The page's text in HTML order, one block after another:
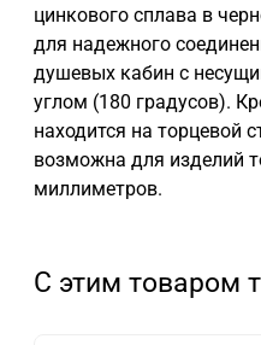
цинкового сплава в
для надежного
душевых кабин с
углом (180 градусов).
находится на торцевой
возможна для изделий
миллиметров.
С этим товаром